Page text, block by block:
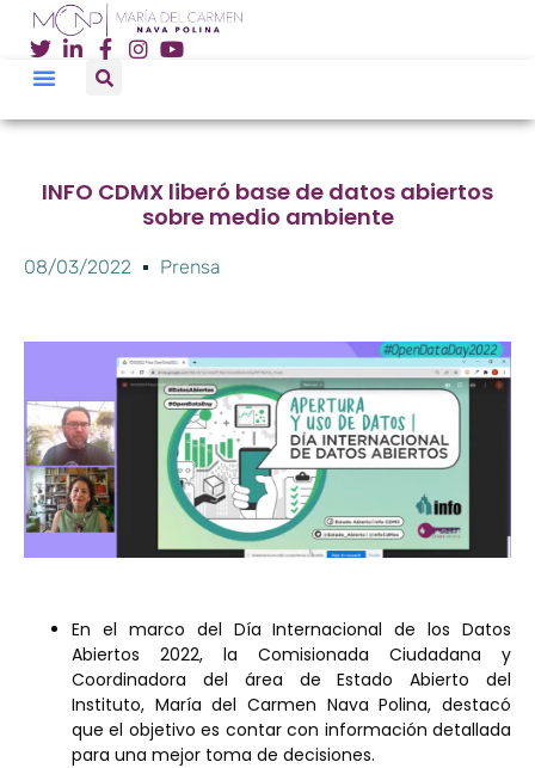
INFO CDMX liberó base de datos abiertos
sobre medio ambiente
08/03/2022 Prensa
En el marco del Día Internacional de los Datos
Abiertos 2022, la Comisionada Ciudadana y
Coordinadora del área de Estado Abierto del
Instituto, María del Carmen Nava Polina, destacó
que el objetivo es contar con información detallada
para una mejor toma de decisiones.